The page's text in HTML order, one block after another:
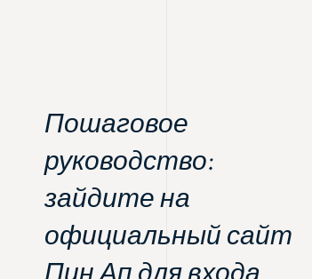
Пошаговое
руководство:
зайдите на
официальный сайт